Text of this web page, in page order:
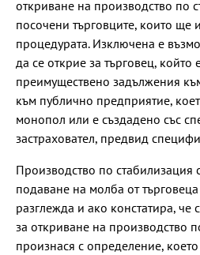
откриване на производство по
посочени търговците, които ще
процедурата. Изключена е
да се открие за търговец, който
преимуществено задължения
към публично предприятие,
монопол или е създадено със
застраховател, предвид
Производство по стабилизация
подаване на молба от
разглежда и ако констатира, че
за откриване на производство
произнася с определение,